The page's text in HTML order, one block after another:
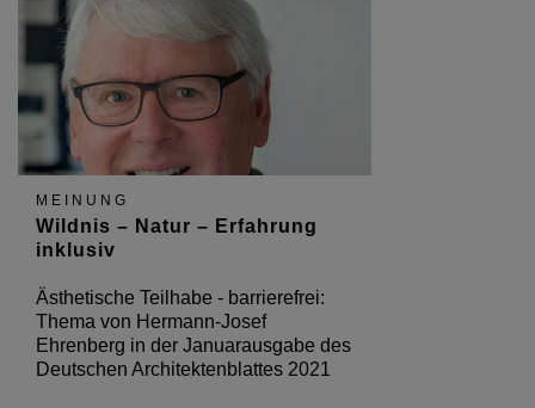
MEINUNG
Wildnis – Natur – Erfahrung
inklusiv
Ästhetische Teilhabe - barrierefrei:
Thema von Hermann-Josef
Ehrenberg in der Januarausgabe des
Deutschen Architektenblattes 2021